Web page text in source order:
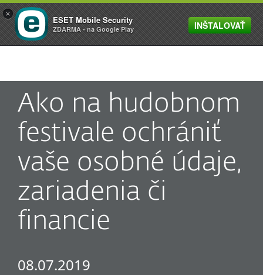
MENU
Ako na hudobnom
festivale ochrániť
vaše osobné údaje,
zariadenia či
financie
08.07.2019
×
ESET Mobile Security
ZDARMA - na Google Play INŠTALOVAŤ